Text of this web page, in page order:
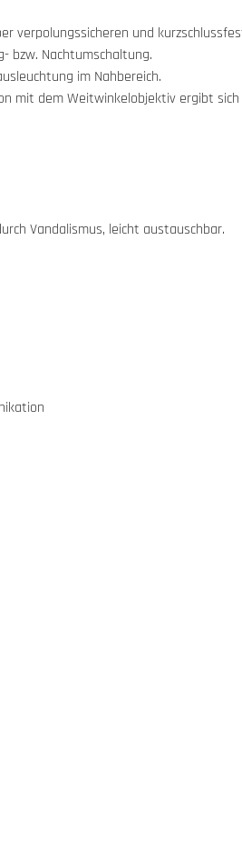
verpolungssicheren und
bzw. Nachtumschaltung.
im Nahbereich.
mit dem Weitwinkelobjektiv ergibt
Vandalismus, leicht austauschbar.